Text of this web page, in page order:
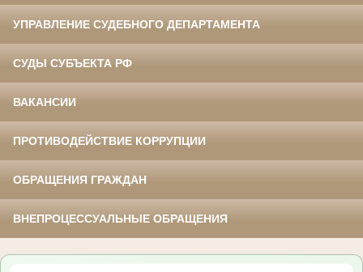
УПРАВЛЕНИЕ СУДЕБНОГО ДЕПАРТАМЕНТА
СУДЫ СУБЪЕКТА РФ
ВАКАНСИИ
ПРОТИВОДЕЙСТВИЕ КОРРУПЦИИ
ОБРАЩЕНИЯ ГРАЖДАН
ВНЕПРОЦЕССУАЛЬНЫЕ ОБРАЩЕНИЯ